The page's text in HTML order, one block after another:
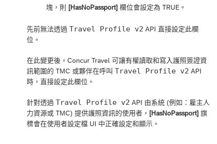
塊，則 [HasNoPassport] 欄位會設定為 TRUE。
先前無法透過 Travel Profile v2 API 直接設定此欄
位。
在此變更後，Concur Travel 可讓有權讀取和寫入護照簽證資
訊範圍的 TMC 或夥伴在呼叫 Travel Profile v2 API
時，直接設定此欄位。
針對透過 Travel Profile v2 API 由系統 (例如：雇主人
力資源或 TMC) 提供護照資訊的使用者， [HasNoPassport] 旗
標會在使用者設定檔 UI 中正確設定和顯示。